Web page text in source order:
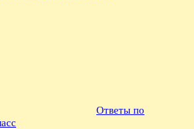
Ответы по